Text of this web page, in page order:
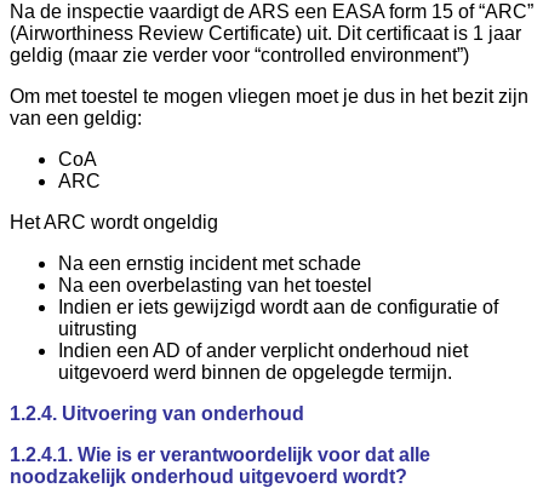
Na de inspectie vaardigt de ARS een EASA form 15 of “ARC”
(Airworthiness Review Certificate) uit. Dit certificaat is 1 jaar
geldig (maar zie verder voor “controlled environment”)
Om met toestel te mogen vliegen moet je dus in het bezit zijn
van een geldig:
CoA
ARC
Het ARC wordt ongeldig
Na een ernstig incident met schade
Na een overbelasting van het toestel
Indien er iets gewijzigd wordt aan de configuratie of
uitrusting
Indien een AD of ander verplicht onderhoud niet
uitgevoerd werd binnen de opgelegde termijn.
1.2.4. Uitvoering van onderhoud
1.2.4.1. Wie is er verantwoordelijk voor dat alle
noodzakelijk onderhoud uitgevoerd wordt?